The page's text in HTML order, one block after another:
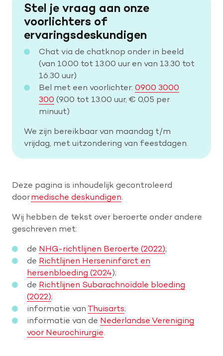
Stel je vraag aan onze
voorlichters of
ervaringsdeskundigen
Chat via de chatknop onder in beeld
(van 10.00 tot 13.00 uur en van 13.30 tot
16.30 uur)
Bel met een voorlichter: 0900 3000
300 (9.00 tot 13.00 uur, € 0,05 per
minuut)
We zijn bereikbaar van maandag t/m
vrijdag, met uitzondering van feestdagen.
Deze pagina is inhoudelijk gecontroleerd
doormedische deskundigen.
Wij hebben de tekst over beroerte onder andere
geschreven met:
de NHG-richtlijnen Beroerte (2022);
de Richtlijnen Herseninfarct en
hersenbloeding (2024);
de Richtlijnen Subarachnoïdale bloeding
(2022);
informatie van Thuisarts;
informatie van de Nederlandse Vereniging
voor Neurochirurgie.